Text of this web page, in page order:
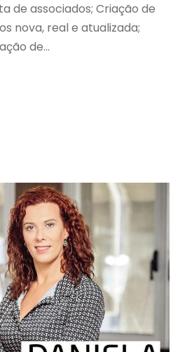
de associados; Criação de
nova, real e atualizada;
de...